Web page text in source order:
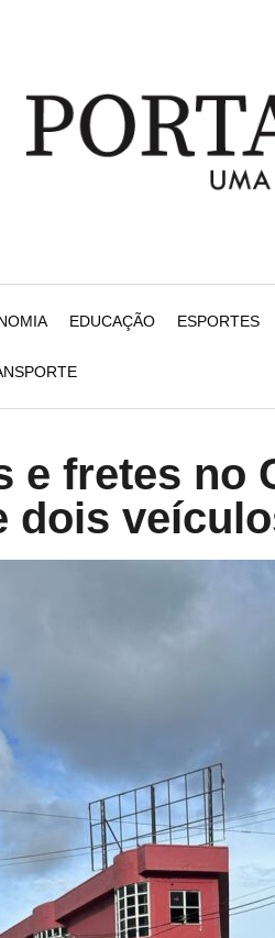
EDUCAÇÃO ESPORTES
e fretes no
dois